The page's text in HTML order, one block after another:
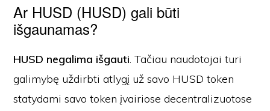
Ar HUSD (HUSD) gali būti
išgaunamas?
HUSD negalima išgauti. Tačiau naudotojai turi
galimybę uždirbti atlygį už savo HUSD token
statydami savo token įvairiose decentralizuotose